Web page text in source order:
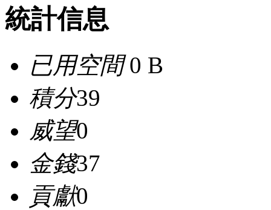
統計信息
已用空間0 B
積分39
威望0
金錢37
貢獻0